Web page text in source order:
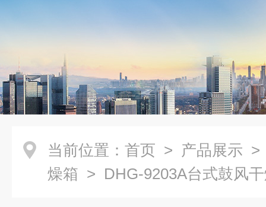
当前位置： 首页 > 产品展示
燥箱 > DHG-9203A台式鼓风